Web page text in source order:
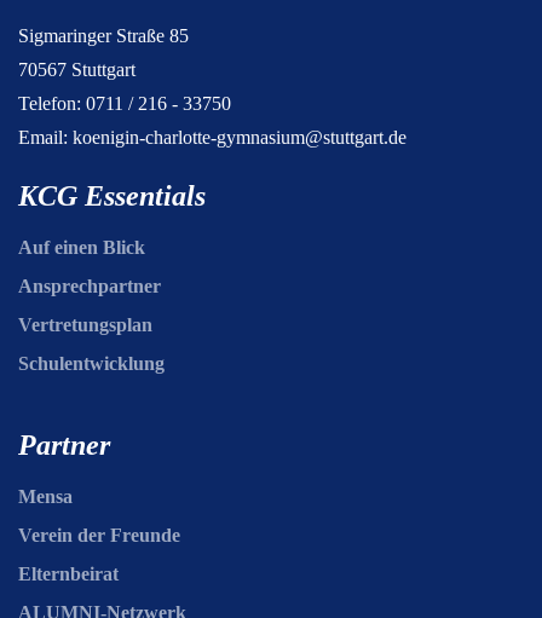
Sigmaringer Straße 85
70567 Stuttgart
Telefon: 0711 / 216 - 33750
Email: koenigin-charlotte-gymnasium@stuttgart.de
KCG Essentials
Auf einen Blick
Ansprechpartner
Vertretungsplan
Schulentwicklung
Partner
Mensa
Verein der Freunde
Elternbeirat
ALUMNI-Netzwerk